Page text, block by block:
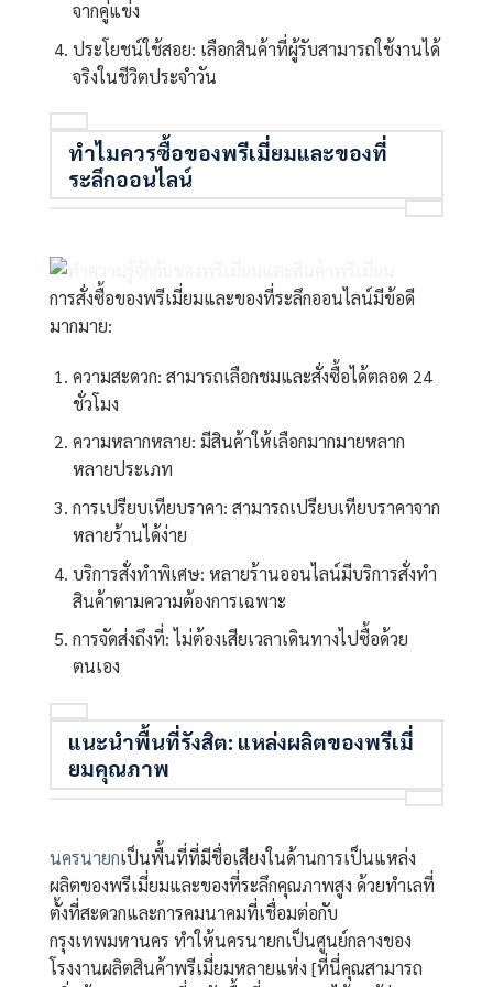
จากคู่แข่ง
ประโยชน์ใช้สอย: เลือกสินค้าที่ผู้รับสามารถใช้งานได้
จริงในชีวิตประจำวัน
ทำไมควรซื้อของพรีเมี่ยมและของที่
ระลึกออนไลน์
การสั่งซื้อของพรีเมี่ยมและของที่ระลึกออนไลน์มีข้อดี
มากมาย:
ความสะดวก: สามารถเลือกชมและสั่งซื้อได้ตลอด 24
ชั่วโมง
ความหลากหลาย: มีสินค้าให้เลือกมากมายหลาก
หลายประเภท
การเปรียบเทียบราคา: สามารถเปรียบเทียบราคาจาก
หลายร้านได้ง่าย
บริการสั่งทำพิเศษ: หลายร้านออนไลน์มีบริการสั่งทำ
สินค้าตามความต้องการเฉพาะ
การจัดส่งถึงที่: ไม่ต้องเสียเวลาเดินทางไปซื้อด้วย
ตนเอง
แนะนำพื้นที่รังสิต: แหล่งผลิตของพรีเมี่
ยมคุณภาพ
นครนายกเป็นพื้นที่ที่มีชื่อเสียงในด้านการเป็นแหล่ง
ผลิตของพรีเมี่ยมและของที่ระลึกคุณภาพสูง ด้วยทำเลที่
ตั้งที่สะดวกและการคมนาคมที่เชื่อมต่อกับ
กรุงเทพมหานคร ทำให้นครนายกเป็นศูนย์กลางของ
โรงงานผลิตสินค้าพรีเมี่ยมหลายแห่ง [ที่นี่คุณสามารถ